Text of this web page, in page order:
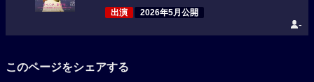
出演 2026年5月公開
-
このページをシェアする